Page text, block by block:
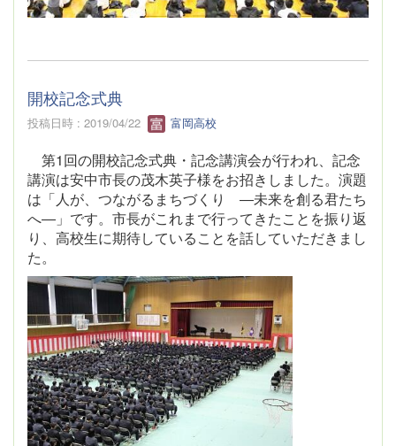
開校記念式典
投稿日時 : 2019/04/22 富岡高校
第1回の開校記念式典・記念講演会が行われ、記念
講演は安中市長の茂木英子様をお招きしました。演題
は「人が、つながるまちづくり ―未来を創る君たち
へ―」です。市長がこれまで行ってきたことを振り返
り、高校生に期待していることを話していただきまし
た。